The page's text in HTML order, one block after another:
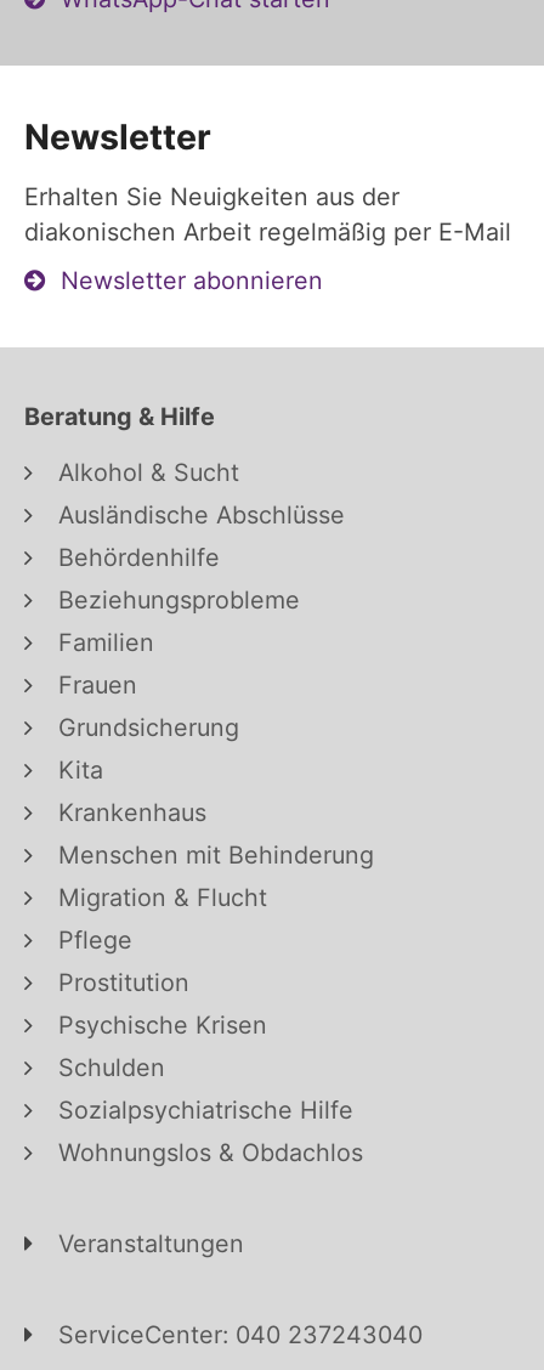
Newsletter
Erhalten Sie Neuigkeiten aus der
diakonischen Arbeit regelmäßig per E-Mail
Newsletter abonnieren
Beratung & Hilfe
Alkohol & Sucht
Ausländische Abschlüsse
Behördenhilfe
Beziehungsprobleme
Familien
Frauen
Grundsicherung
Kita
Krankenhaus
Menschen mit Behinderung
Migration & Flucht
Pflege
Prostitution
Psychische Krisen
Schulden
Sozialpsychiatrische Hilfe
Wohnungslos & Obdachlos
Veranstaltungen
ServiceCenter: 040 237243040